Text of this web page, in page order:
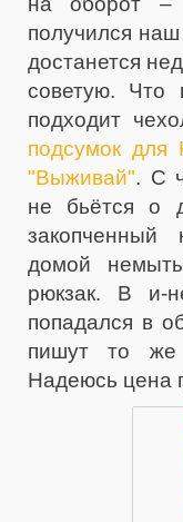
получился наш
достанется
советую. Что
подходит
подсумок для
"Выживай". С
не бьётся о
закопченный
домой
рюкзак. В и-
попадался в
пишут то
Надеюсь цена